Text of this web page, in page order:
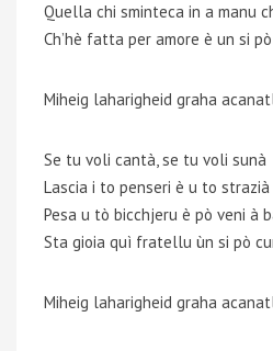
Quella chi sminteca in a manu
Ch’hè fatta per amore è un si
Miheig laharigheid graha
Se tu voli cantà, se tu voli sunà
Lascia i to penseri è u to strazià
Pesa u tò bicchjeru è pò veni à
Sta gioia quì fratellu ùn si pò
Miheig laharigheid graha